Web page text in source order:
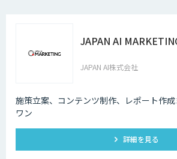
JAPAN AI
JAPAN AI株式会社
施策立案、コンテンツ制作、レポート作成
ワン
詳細を見る